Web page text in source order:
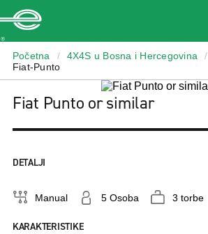
Početna / 4X4S u Bosna i Hercegovina
/
Fiat-Punto
Fiat Punto or similar
DETALJI
Manual 5 Osoba 3 torbe
KARAKTERISTIKE